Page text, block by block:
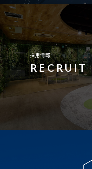
採用情報
RECRUIT